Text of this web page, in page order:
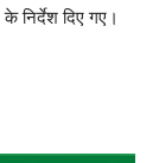
निर्देश दिए गए।